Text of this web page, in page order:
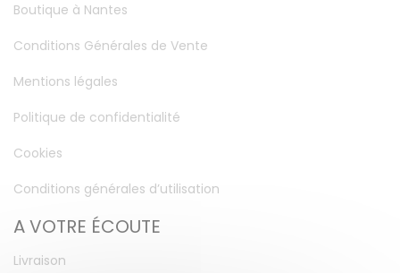
Boutique à Nantes
Conditions Générales de Vente
Mentions légales
Politique de confidentialité
Cookies
Conditions générales d’utilisation
A VOTRE ÉCOUTE
Livraison